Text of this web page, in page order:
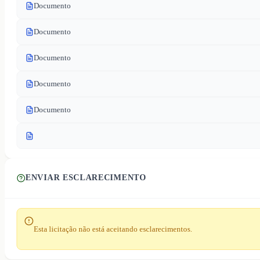
Documento
Documento
Documento
Documento
Documento
ENVIAR ESCLARECIMENTO
Esta licitação não está aceitando esclarecimentos.